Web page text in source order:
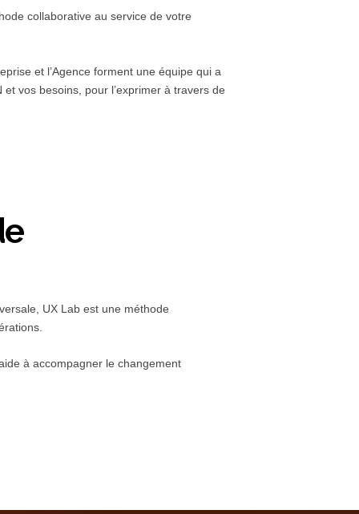
collaborative au service de votre
et l’Agence forment une équipe qui a
vos besoins, pour l’exprimer à travers de
UX Lab est une méthode
à accompagner le changement